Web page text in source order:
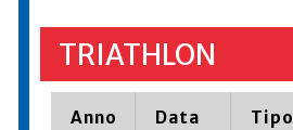
TRIATHLON
Anno Data Tipo